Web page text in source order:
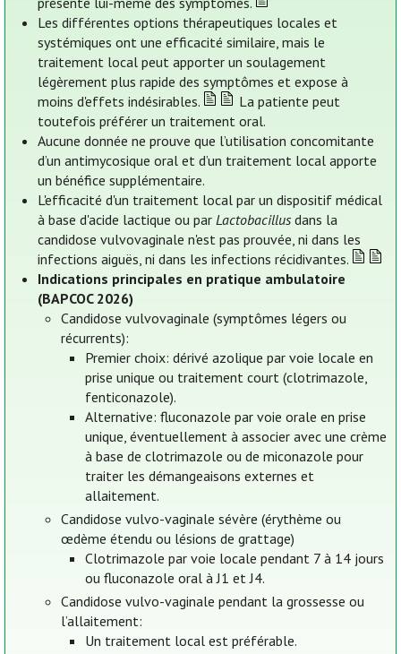
Les différentes options thérapeutiques locales et
systémiques ont une efficacité similaire, mais le
traitement local peut apporter un soulagement
légèrement plus rapide des symptômes et expose à
moins d'effets indésirables.
La patiente peut
toutefois préférer un traitement oral.
Aucune donnée ne prouve que l’utilisation concomitante
d’un antimycosique oral et d’un traitement local apporte
un bénéfice supplémentaire.
L'efficacité d'un traitement local par un dispositif médical
à base d'acide lactique ou parLactobacillus dans la
candidose vulvovaginale n'est pas prouvée, ni dans les
infections aiguës, ni dans les infections récidivantes.
Indications principales en pratique ambulatoire
(BAPCOC 2026)
Candidose vulvovaginale (symptômes légers ou
récurrents):
Premier choix: dérivé azolique par voie locale en
prise unique ou traitement court (clotrimazole,
fenticonazole).
Alternative: fluconazole par voie orale en prise
unique, éventuellement à associer avec une crème
à base de clotrimazole ou de miconazole pour
traiter les démangeaisons externes et
allaitement.
Candidose vulvo-vaginale sévère (érythème ou
œdème étendu ou lésions de grattage)
Clotrimazole par voie locale pendant 7 à 14 jours
ou fluconazole oral à J1 et J4.
Candidose vulvo-vaginale pendant la grossesse ou
l’allaitement:
Un traitement local est préférable.